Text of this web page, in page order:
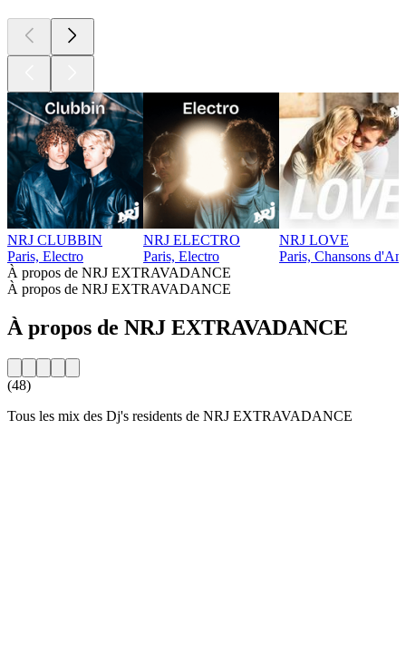
NRJ CLUBBIN
Paris, Electro
NRJ ELECTRO
Paris, Electro
NRJ LOVE
Paris, Chansons
À propos de NRJ EXTRAVADANCE
À propos de NRJ EXTRAVADANCE
À propos de NRJ EXTRAVADANCE
(48)
Tous les mix des Dj's residents de NRJ EXTRAVADANCE